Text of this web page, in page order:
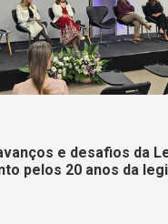
e desafios da
pelos 20 anos da